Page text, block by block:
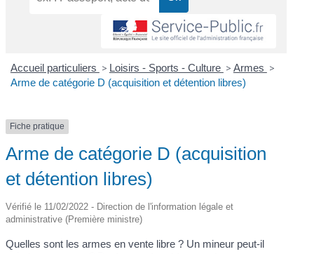
Accueil particuliers > Loisirs - Sports - Culture > Armes >
Arme de catégorie D (acquisition et détention libres)
Fiche pratique
Arme de catégorie D (acquisition
et détention libres)
Vérifié le 11/02/2022 - Direction de l'information légale et
administrative (Première ministre)
Quelles sont les armes en vente libre ? Un mineur peut-il